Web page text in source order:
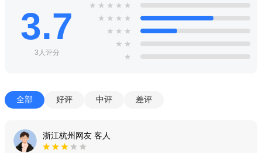
-简约≠简陋、超越传统的内容管理
-发现兴趣、这里就是很好玩儿
题都可以讨论；
以掌握使用；
3.7
3人评分
★ ★ ★ ★ ★
★ ★ ★ ★
★ ★ ★
★ ★
★
全部 好评 中评 差评
浙江杭州网友 客人